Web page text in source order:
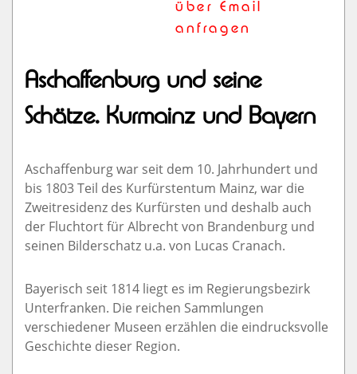
über Email
anfragen
Aschaffenburg und seine
Schätze. Kurmainz und Bayern
Aschaffenburg war seit dem 10. Jahrhundert und
bis 1803 Teil des Kurfürstentum Mainz, war die
Zweitresidenz des Kurfürsten und deshalb auch
der Fluchtort für Albrecht von Brandenburg und
seinen Bilderschatz u.a. von Lucas Cranach.
Bayerisch seit 1814 liegt es im Regierungsbezirk
Unterfranken. Die reichen Sammlungen
verschiedener Museen erzählen die eindrucksvolle
Geschichte dieser Region.